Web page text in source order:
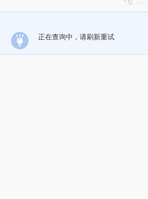
正在查询中，请刷新重试